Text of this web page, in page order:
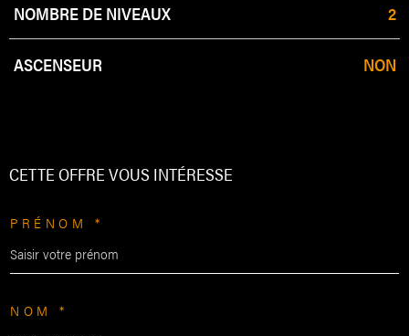
NOMBRE DE NIVEAUX 2
ASCENSEUR NON
CETTE OFFRE VOUS INTÉRESSE
PRÉNOM *
NOM *